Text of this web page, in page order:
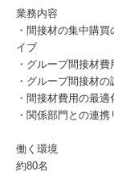
業務内容
・間接材の集中購
イブ
・グループ間接材
・グループ間接材
・間接材費用の最
・関係部門との連携
働く環境
約80名